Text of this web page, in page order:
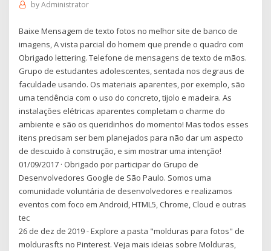
byAdministrator
Baixe Mensagem de texto fotos no melhor site de banco de
imagens, A vista parcial do homem que prende o quadro com
Obrigado lettering. Telefone de mensagens de texto de mãos.
Grupo de estudantes adolescentes, sentada nos degraus de
faculdade usando. Os materiais aparentes, por exemplo, são
uma tendência com o uso do concreto, tijolo e madeira. As
instalações elétricas aparentes completam o charme do
ambiente e são os queridinhos do momento! Mas todos esses
itens precisam ser bem planejados para não dar um aspecto
de descuido à construção, e sim mostrar uma intenção!
01/09/2017 · Obrigado por participar do Grupo de
Desenvolvedores Google de São Paulo. Somos uma
comunidade voluntária de desenvolvedores e realizamos
eventos com foco em Android, HTML5, Chrome, Cloud e outras
tec
26 de dez de 2019 - Explore a pasta "molduras para fotos" de
moldurasfts no Pinterest. Veja mais ideias sobre Molduras,